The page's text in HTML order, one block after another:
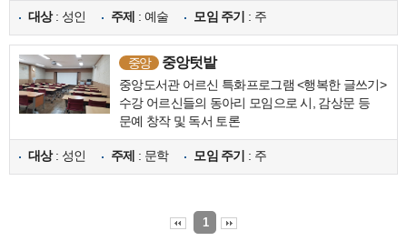
대상: 성인 주제 : 예술 모임 주기 : 주
중앙 중앙텃밭
중앙도서관 어르신 특화프로그램 <행복한 글쓰기>
수강 어르신들의 동아리 모임으로 시, 감상문 등
문예 창작 및 독서 토론
대상: 성인 주제 : 문학 모임 주기 : 주
1